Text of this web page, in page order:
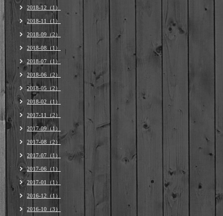
2018-12（1）
2018-11（1）
2018-09（2）
2018-08（1）
2018-07（1）
2018-06（2）
2018-05（2）
2018-02（1）
2017-11（2）
2017-09（1）
2017-08（2）
2017-07（1）
2017-06（1）
2017-01（1）
2016-12（1）
2016-10（3）